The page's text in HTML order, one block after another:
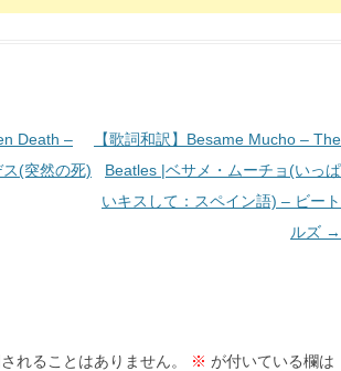
Death –
(突然の死)
【歌詞和訳】Besame Mucho – The
Beatles |ベサメ・ムーチョ(いっぱ
いキスして：スペイン語) – ビート
ルズ →
れることはありません。 ※ が付いている欄は